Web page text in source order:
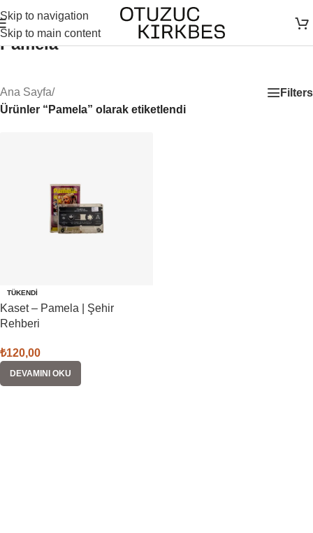
Skip to navigation
Skip to main content
Pamela
Ana Sayfa/
Ürünler “Pamela” olarak etiketlendi
Filters
TÜKENDI
Kaset – Pamela | Şehir
Rehberi
₺120,00
DEVAMINI OKU